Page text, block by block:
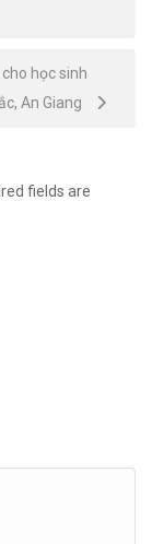
học sinh
An Giang
fields are